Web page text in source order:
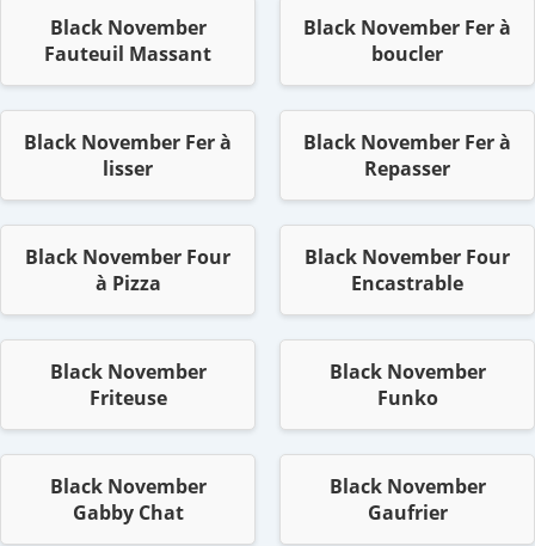
Black November
Fauteuil Massant
Black November Fer à
boucler
Black November Fer à
lisser
Black November Fer à
Repasser
Black November Four
à Pizza
Black November Four
Encastrable
Black November
Friteuse
Black November
Funko
Black November
Gabby Chat
Black November
Gaufrier